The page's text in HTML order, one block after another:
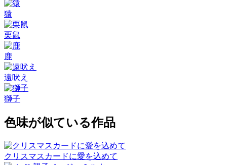
猿
栗鼠
鹿
遠吠え
獅子
色味が似ている作品
クリスマスカードに愛を込めて